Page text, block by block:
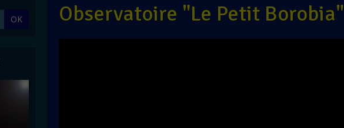
Observatoire "Le Petit Borobia"
OK